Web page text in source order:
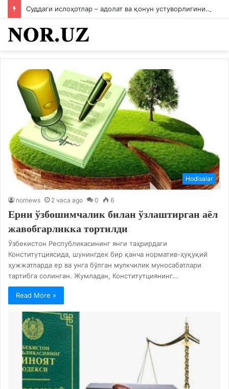
Суддаги ислоҳотлар – адолат ва қонун устуворлигининг мустаҳкам пойдевори
Hodisalar
nornews 2 часа ago 0 6
Ерни ўзбошимчалик билан ўзлаштирган аёл
жавобгарликка тортилди
Ўзбекистон Республикасининг янги таҳрирдаги
Конститутциясида, шунингдек бир қанча норматив-ҳуқуқий
ҳужжатларда ер ва унга бўлган мулкчилик муносабатлари
тартибга солинган. Жумладан, Конститутциянинг…
Read More »